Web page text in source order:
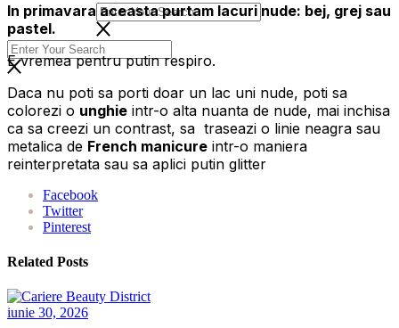
In primavara aceasta purtam lacuri nude: bej, grej sau
pastel.
E vremea pentru putin respiro.
Daca nu poti sa porti doar un lac uni nude, poti sa
colorezi o unghie intr-o alta nuanta de nude, mai inchisa
ca sa creezi un contrast, sa traseazi o linie neagra sau
metalica de French manicure intr-o maniera
reinterpretata sau sa aplici putin glitter
Facebook
Twitter
Pinterest
Related Posts
iunie 30, 2026